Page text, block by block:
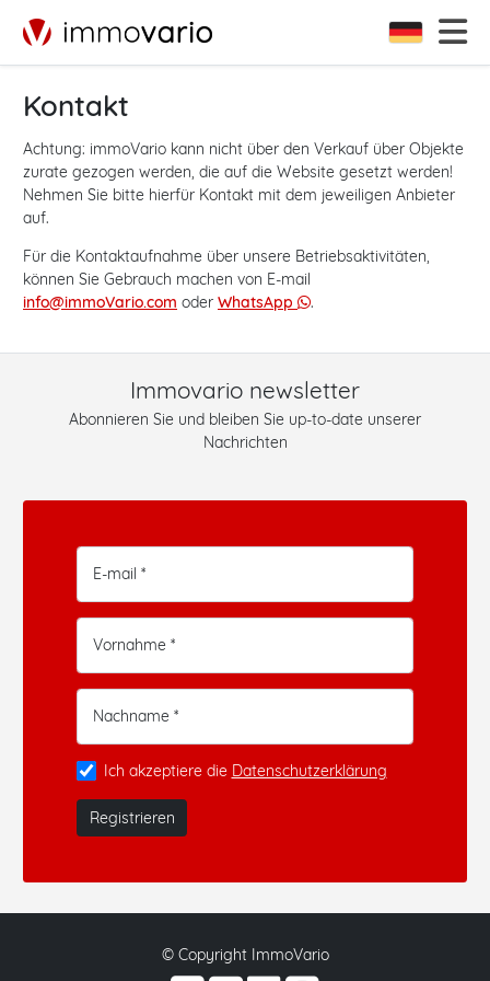
Kontakt
Achtung: immoVario kann nicht über den Verkauf über Objekte
zurate gezogen werden, die auf die Website gesetzt werden!
Nehmen Sie bitte hierfür Kontakt mit dem jeweiligen Anbieter
auf.
Für die Kontaktaufnahme über unsere Betriebsaktivitäten,
können Sie Gebrauch machen von E-mail
info@immoVario.com oder WhatsApp .
Immovario newsletter
Abonnieren Sie und bleiben Sie up-to-date unserer
Nachrichten
E-mail *
Vornahme *
Nachname *
Ich akzeptiere die Datenschutzerklärung
Registrieren
© Copyright ImmoVario